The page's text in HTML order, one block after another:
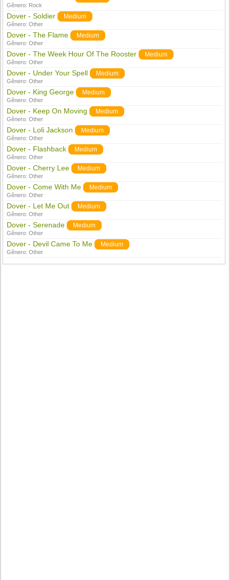
Gênero: Rock
Dover - Soldier Medium
Gênero:Other
Dover - The Flame Medium
Gênero:Other
Dover - The Week Hour Of The Rooster Medium
Gênero:Other
Dover - Under Your Spell Medium
Gênero:Other
Dover - King George Medium
Gênero:Other
Dover - Keep On Moving Medium
Gênero:Other
Dover - Loli Jackson Medium
Gênero:Other
Dover - Flashback Medium
Gênero:Other
Dover - Cherry Lee Medium
Gênero:Other
Dover - Come With Me Medium
Gênero:Other
Dover - Let Me Out Medium
Gênero:Other
Dover - Serenade Medium
Gênero:Other
Dover - Devil Came To Me Medium
Gênero:Other